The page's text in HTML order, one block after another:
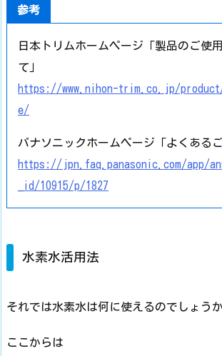
参考
日本トリムホームページ「製品のご使
て」
https://www.nihon-trim.co.jp/
e/
パナソニックホームページ「よくあるご
https://jpn.faq.panasonic.com/app/
_id/10915/p/1827
水素水活用法
それでは水素水は何に使えるのでしょうか
ここからは